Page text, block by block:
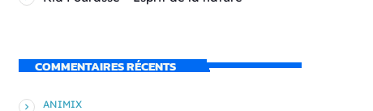
COMMENTAIRES RÉCENTS
ANIMIX